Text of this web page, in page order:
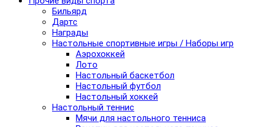
Бильярд
Дартс
Награды
Настольные спортивные игры / Наборы игр
Аэрохоккей
Лото
Настольный баскетбол
Настольный футбол
Настольный хоккей
Настольный теннис
Мячи для настольного тенниса